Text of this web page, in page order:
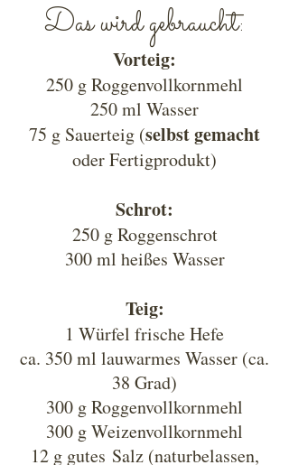
Das wird gebraucht:
Vorteig:
250 g Roggenvollkornmehl
250 ml Wasser
75 g Sauerteig (selbst gemacht
oder Fertigprodukt)
Schrot:
250 g Roggenschrot
300 ml heißes Wasser
Teig:
1 Würfel frische Hefe
ca. 350 ml lauwarmes Wasser (ca.
38 Grad)
300 g Roggenvollkornmehl
300 g Weizenvollkornmehl
12 g gutes Salz (naturbelassen,